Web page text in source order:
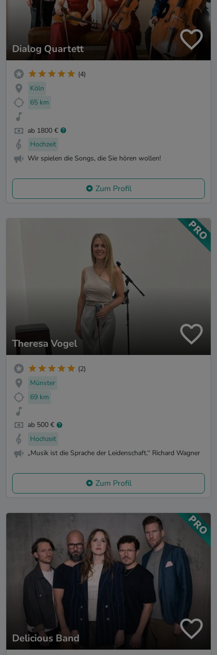
Dialog Quartett
(4)
Köln
65 km
ab 1800 €
Hochzeit
Wir spielen die Songs, die Sie hören wollen!
Zum Profil
Theresa Vogel
(2)
Münster
69 km
ab 500 €
Hochzeit
„Musik ist die Sprache der Leidenschaft.‘‘ Richard Wagner
Zum Profil
Delicious Band